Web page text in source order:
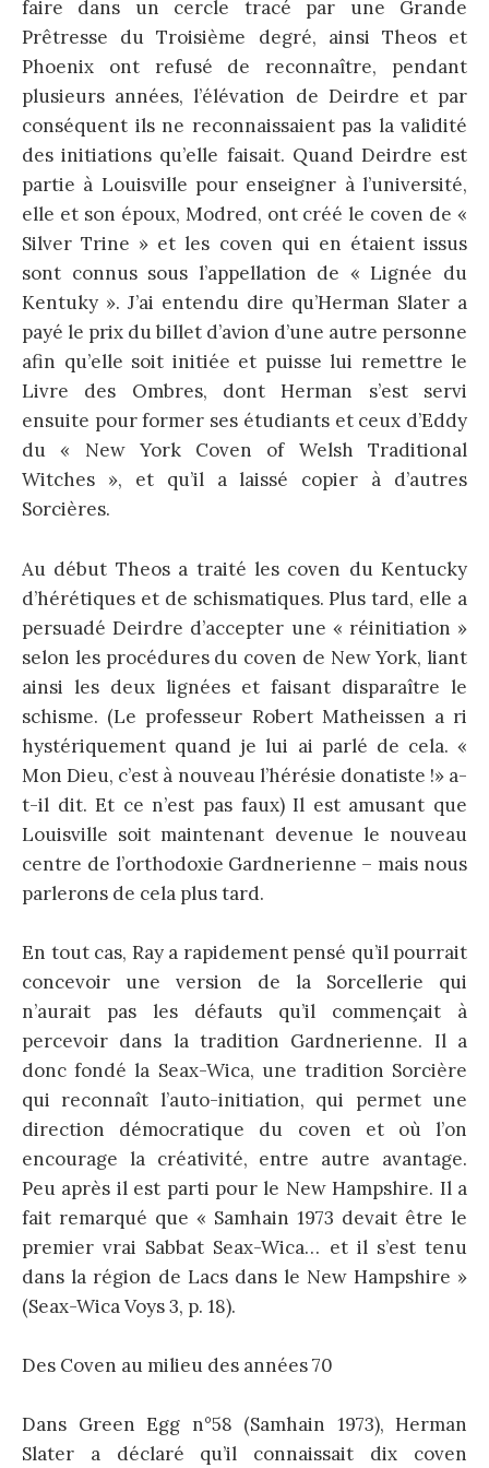
faire dans un cercle tracé par une Grande
Prêtresse du Troisième degré, ainsi Theos et
Phoenix ont refusé de reconnaître, pendant
plusieurs années, l’élévation de Deirdre et par
conséquent ils ne reconnaissaient pas la validité
des initiations qu’elle faisait. Quand Deirdre est
partie à Louisville pour enseigner à l’université,
elle et son époux, Modred, ont créé le coven de «
Silver Trine » et les coven qui en étaient issus
sont connus sous l’appellation de « Lignée du
Kentuky ». J’ai entendu dire qu’Herman Slater a
payé le prix du billet d’avion d’une autre personne
afin qu’elle soit initiée et puisse lui remettre le
Livre des Ombres, dont Herman s’est servi
ensuite pour former ses étudiants et ceux d’Eddy
du « New York Coven of Welsh Traditional
Witches », et qu’il a laissé copier à d’autres
Sorcières.
Au début Theos a traité les coven du Kentucky
d’hérétiques et de schismatiques. Plus tard, elle a
persuadé Deirdre d’accepter une « réinitiation »
selon les procédures du coven de New York, liant
ainsi les deux lignées et faisant disparaître le
schisme. (Le professeur Robert Matheissen a ri
hystériquement quand je lui ai parlé de cela. «
Mon Dieu, c’est à nouveau l’hérésie donatiste !» a-
t-il dit. Et ce n’est pas faux) Il est amusant que
Louisville soit maintenant devenue le nouveau
centre de l’orthodoxie Gardnerienne – mais nous
parlerons de cela plus tard.
En tout cas, Ray a rapidement pensé qu’il pourrait
concevoir une version de la Sorcellerie qui
n’aurait pas les défauts qu’il commençait à
percevoir dans la tradition Gardnerienne. Il a
donc fondé la Seax-Wica, une tradition Sorcière
qui reconnaît l’auto-initiation, qui permet une
direction démocratique du coven et où l’on
encourage la créativité, entre autre avantage.
Peu après il est parti pour le New Hampshire. Il a
fait remarqué que « Samhain 1973 devait être le
premier vrai Sabbat Seax-Wica… et il s’est tenu
dans la région de Lacs dans le New Hampshire »
(Seax-Wica Voys 3, p. 18).
Des Coven au milieu des années 70
Dans Green Egg n°58 (Samhain 1973), Herman
Slater a déclaré qu’il connaissait dix coven